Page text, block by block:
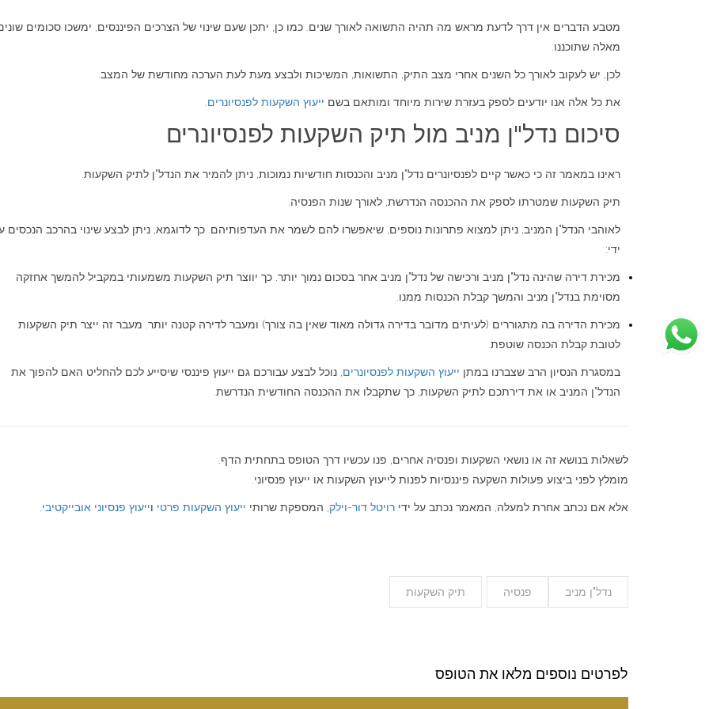
מטבע הדברים אין דרך לדעת מראש מה תהיה התשואה לאורך שנים. כמו כן, יתכן שעם שינוי של הצרכים הפיננסים, ימשכו סכומים
מאלה שתוכננו.
לכן, יש לעקוב לאורך כל השנים אחרי מצב התיק, התשואות, המשיכות ולבצע מעת לעת הערכה מחודשת של המצב.
את כל אלה אנו יודעים לספק בעזרת שירות מיוחד ומותאם בשם ייעוץ השקעות לפנסיונרים
סיכום נדל"ן מניב מול תיק השקעות לפנסיונרים
ראינו במאמר זה כי כאשר קיים לפנסיונרים נדל"ן מניב והכנסות חודשיות נמוכות, ניתן להמיר את הנדל"ן לתיק השקעות.
תיק השקעות שמטרתו לספק את ההכנסה הנדרשת, לאורך שנות הפנסיה.
לאוהבי הנדל"ן המניב, ניתן למצוא פתרונות נוספים, שיאפשרו להם לשמר את העדפותיהם. כך לדוגמא, ניתן לבצע שינוי בהרכב הנכסים
ידי:
מכירת דירה שהינה נדל"ן מניב ורכישה של נדל"ן מניב אחר בסכום נמוך יותר. כך יווצר תיק השקעות משמעותי במקביל להמשך אחזקה
מסוימת בנדל"ן מניב והמשך קבלת הכנסות ממנו.
מכירת הדירה בה מתגוררים (לעיתים מדובר בדירה גדולה מאוד שאין בה צורך) ומעבר לדירה קטנה יותר. מעבר זה ייצר תיק השקעות
לטובת קבלת הכנסה שוטפת.
במסגרת הנסיון הרב שצברנו במתן ייעוץ השקעות לפנסיונרים , נוכל לבצע עבורכם גם ייעוץ פיננסי שיסייע לכם להחליט האם להפוך את
הנדל"ן המניב או את דירתכם לתיק השקעות, כך שתקבלו את ההכנסה החודשית הנדרשת.
לשאלות בנושא זה או נושאי השקעות ופנסיה אחרים, פנו עכשיו דרך הטופס בתחתית הדף.
מומלץ לפני ביצוע פעולות השקעה פיננסיות לפנות לייעוץ השקעות או ייעוץ פנסיוני.
אלא אם נכתב אחרת למעלה, המאמר נכתב על ידי רויטל דור-וילק , המספקת שרותי ייעוץ השקעות פרטי וייעוץ פנסיוני אובייקטיבי
נדל"ן מניב פנסיה תיק השקעות
לפרטים נוספים מלאו את הטופס